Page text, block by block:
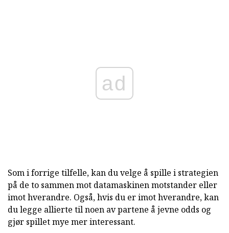
ad
Som i forrige tilfelle, kan du velge å spille i strategien
på de to sammen mot datamaskinen motstander eller
imot hverandre. Også, hvis du er imot hverandre, kan
du legge allierte til noen av partene å jevne odds og
gjør spillet mye mer interessant.